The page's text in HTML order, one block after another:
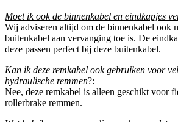
Moet ik ook de binnenkabel en eindkapjes
Wij adviseren altijd om de binnenkabel ook
buitenkabel aan vervanging toe is. De
deze passen perfect bij deze buitenkabel.
Kan ik deze remkabel ook gebruiken voor
hydraulische remmen?:
Nee, deze remkabel is alleen geschikt voor
rollerbrake remmen.